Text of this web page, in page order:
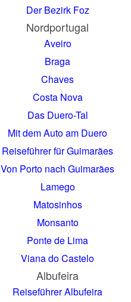
Der Bezirk Foz
Nordportugal
Aveiro
Braga
Chaves
Costa Nova
Das Duero-Tal
Mit dem Auto am Duero
Reiseführer für Guimarães
Von Porto nach Guimarães
Lamego
Matosinhos
Monsanto
Ponte de Lima
Viana do Castelo
Albufeira
Reiseführer Albufeira